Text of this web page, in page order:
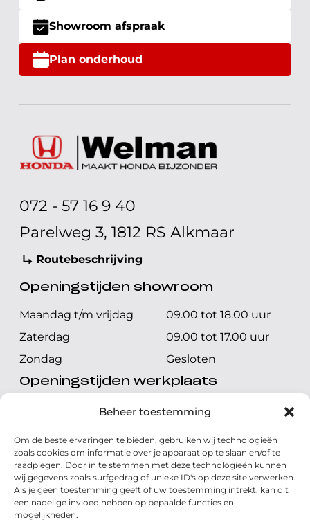
Beheer toestemming
Om de beste ervaringen te bieden, gebruiken wij technologieën
zoals cookies om informatie over je apparaat op te slaan en/of te
raadplegen. Door in te stemmen met deze technologieën kunnen
wij gegevens zoals surfgedrag of unieke ID's op deze site verwerken.
Als je geen toestemming geeft of uw toestemming intrekt, kan dit
een nadelige invloed hebben op bepaalde functies en
mogelijkheden.
Showroom afspraak
Plan onderhoud
072 - 57 16 9 40
Parelweg 3, 1812 RS Alkmaar
Routebeschrijving
Openingstijden showroom
Maandag t/m vrijdag
09.00 tot 18.00 uur
Zaterdag
09.00 tot 17.00 uur
Zondag
Gesloten
Openingstijden werkplaats
Maandag t/m vrijdag
08.00 tot 17.00 uur
Zondag
Gesloten
Volg ons